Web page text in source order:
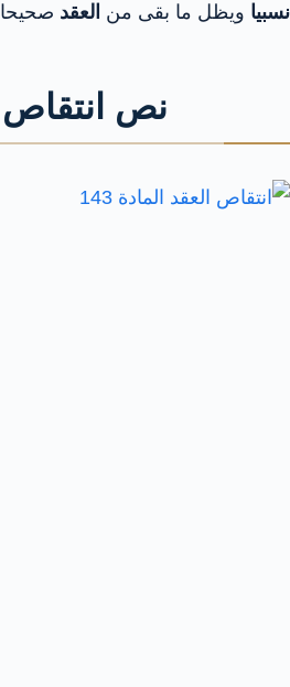
نسبيا ويظل ما بقى من العقد صحيحا
نص انتقاص